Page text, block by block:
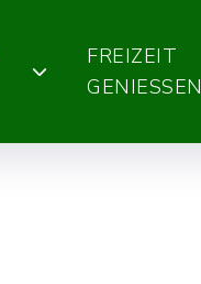
FREIZEIT
GENIESSEN